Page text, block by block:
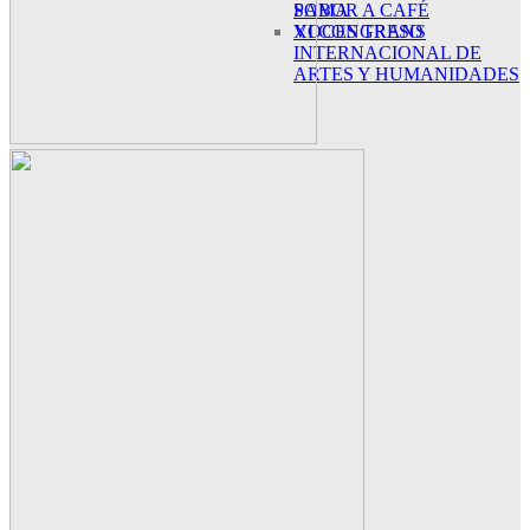
SABOR A CAFÉ
XI CONGRESO
INTERNACIONAL DE
ARTES Y HUMANIDADES
POMA
VOCES TRANS